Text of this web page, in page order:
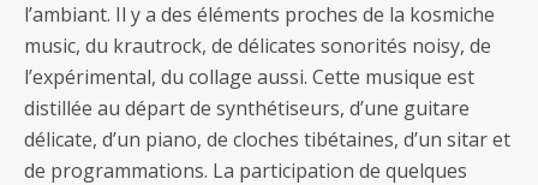
l’ambiant. Il y a des éléments proches de la kosmiche
music, du krautrock, de délicates sonorités noisy, de
l’expérimental, du collage aussi. Cette musique est
distillée au départ de synthétiseurs, d’une guitare
délicate, d’un piano, de cloches tibétaines, d’un sitar et
de programmations. La participation de quelques